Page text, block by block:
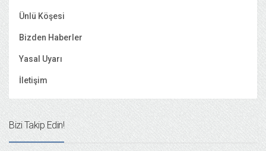
Ünlü Köşesi
Bizden Haberler
Yasal Uyarı
İletişim
Bizi Takip Edin!